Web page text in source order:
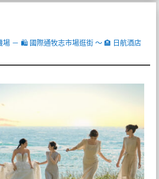
－ 🛍 國際通牧志市場逛街 ～ 🏨 日航酒店